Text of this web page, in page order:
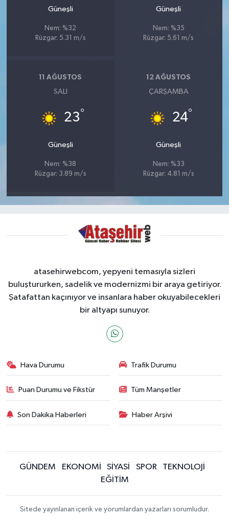
Güneşli
Nem: %32
Rüzgar: 5.31 m/s
Güneşli
Nem: %35
Rüzgar: 5.61 m/s
11 AĞUSTOS
SALI
23°
Güneşli
Nem: %38
Rüzgar: 3.89 m/s
12 AĞUSTOS
ÇARŞAMBA
24°
Güneşli
Nem: %33
Rüzgar: 4.81 m/s
atasehirwebcom, yepyeni temasıyla sizleri
buluştururken, sadelik ve modernizmi bir araya getiriyor.
Şatafattan kaçınıyor ve insanlara haber okuyabilecekleri
bir altyapı sunuyor.
Hava Durumu Trafik Durumu
Puan Durumu ve Fikstür Tüm Manşetler
Son Dakika Haberleri Haber Arşivi
GÜNDEM EKONOMİ SİYASİ SPOR
TEKNOLOJİ
EĞİTİM
Sitede yayınlanan içerik ve yorumlardan yazarları sorumludur.